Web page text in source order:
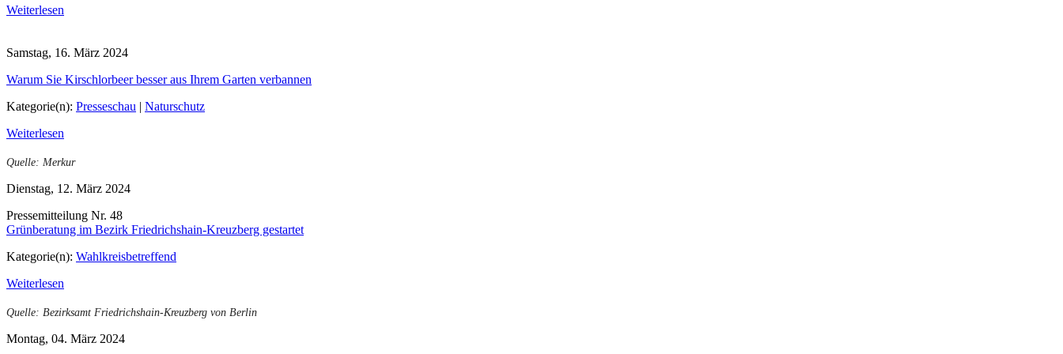
Weiterlesen
Samstag, 16. März 2024
Warum Sie Kirschlorbeer besser aus Ihrem Garten verbannen
Kategorie(n): Presseschau | Naturschutz
Weiterlesen
Quelle: Merkur
Dienstag, 12. März 2024
Pressemitteilung Nr. 48
Grünberatung im Bezirk Friedrichshain-Kreuzberg gestartet
Kategorie(n): Wahlkreisbetreffend
Weiterlesen
Quelle: Bezirksamt Friedrichshain-Kreuzberg von Berlin
Montag, 04. März 2024